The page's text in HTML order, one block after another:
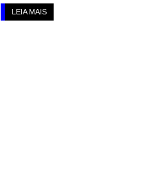
LEIA MAIS